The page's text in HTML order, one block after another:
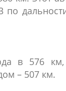
по
в 576
– 507 км.